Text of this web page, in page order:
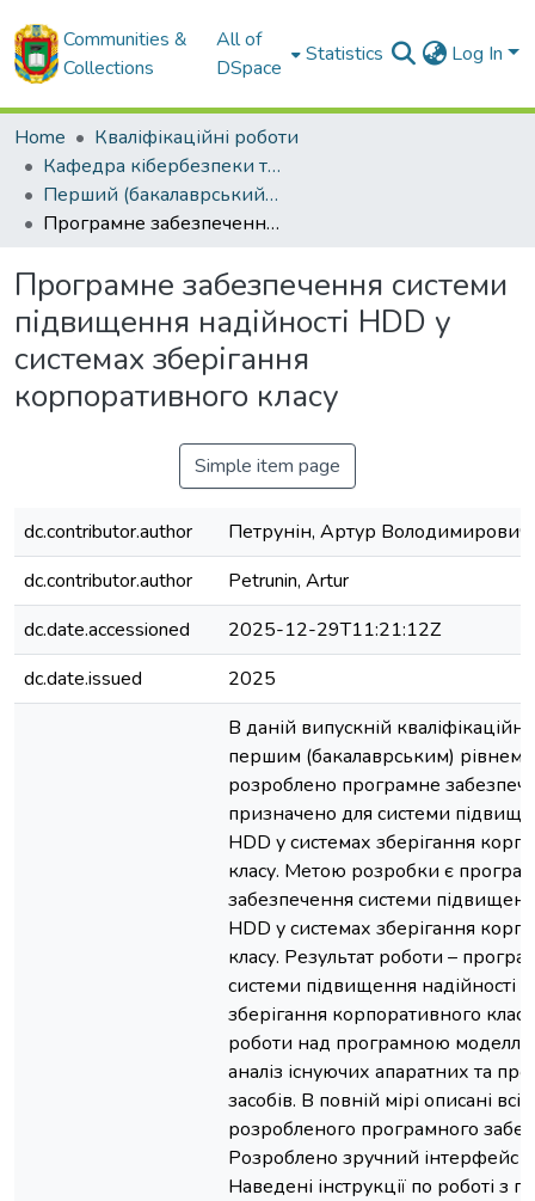
Communities &
Collections
All of
DSpace
Statistics Log In
Home
Кваліфікаційні роботи
Кафедра кібербезпеки та програмного забезпечення
Перший (бакалаврський) рівень
Програмне забезпечення системи підвищення надійності HDD у системах зберігання корпоративного класу
Програмне забезпечення системи
підвищення надійності HDD у
системах зберігання
корпоративного класу
Simple item page
dc.contributor.author
Петрунін, Артур Володимирович
dc.contributor.author
Petrunin, Artur
dc.date.accessioned
2025-12-29T11:21:12Z
dc.date.issued
2025
В даній випускній
першим (бакалаврським) рівнем
розроблено програмне
призначено для системи
HDD у системах зберігання
класу. Метою розробки є
забезпечення системи
HDD у системах зберігання
класу. Результат роботи –
системи підвищення надійності
зберігання корпоративного
роботи над програмною
аналіз існуючих апаратних та
засобів. В повній мірі описані
розробленого програмного
Розроблено зручний інтерфейс
Наведені інструкції по роботі з